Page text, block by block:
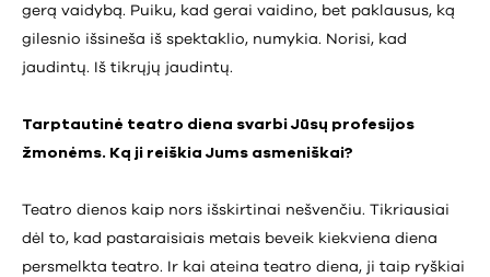
gerą vaidybą. Puiku, kad gerai vaidino, bet paklausus, ką
gilesnio išsineša iš spektaklio, numykia. Norisi, kad
jaudintų. Iš tikrųjų jaudintų.
Tarptautinė teatro diena svarbi Jūsų profesijos
žmonėms. Ką ji reiškia Jums asmeniškai?
Teatro dienos kaip nors išskirtinai nešvenčiu. Tikriausiai
dėl to, kad pastaraisiais metais beveik kiekviena diena
persmelkta teatro. Ir kai ateina teatro diena, ji taip ryškiai